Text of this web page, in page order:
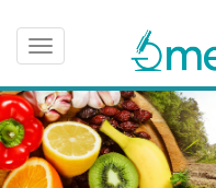
Toggle
navigation